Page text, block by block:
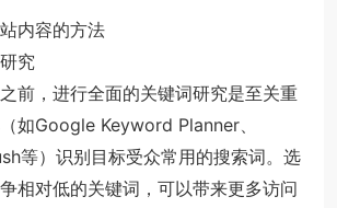
内容的方法
究
，进行全面的关键词研究是至关重
如Google Keyword Planner、
等）识别目标受众常用的搜索词。选
相对低的关键词，可以带来更多访问